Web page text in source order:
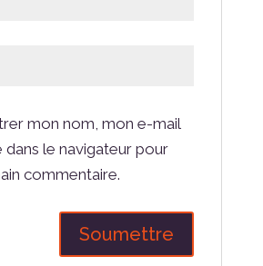
mon nom, mon e-mail
dans le navigateur pour
commentaire.